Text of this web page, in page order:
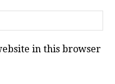
in this browser